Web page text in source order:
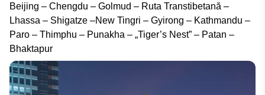
Beijing – Chengdu – Golmud – Ruta Transtibetană –
Lhassa – Shigatze –New Tingri – Gyirong – Kathmandu –
Paro – Thimphu – Punakha – „Tiger’s Nest” – Patan –
Bhaktapur